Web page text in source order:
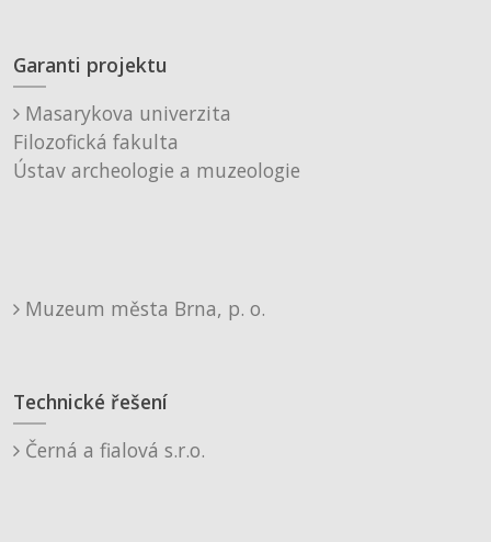
Garanti projektu
Masarykova univerzita
Filozofická fakulta
Ústav archeologie a muzeologie
Muzeum města Brna, p. o.
Technické řešení
Černá a fialová s.r.o.